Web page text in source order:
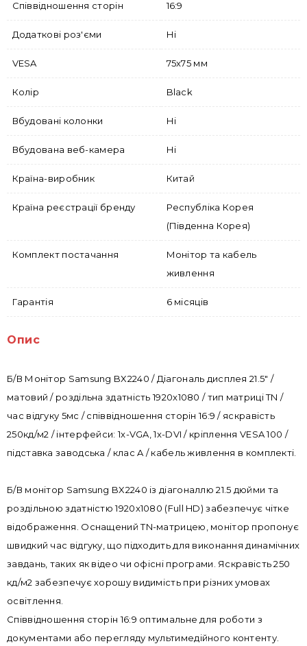
Співвідношення сторін 16:9
Додаткові роз'єми Ні
VESA 75x75 мм
Колір Black
Вбудовані колонки Ні
Вбудована веб-камера Ні
Країна-виробник Китай
Країна реєстрації бренду
Республіка Корея
(Південна Корея)
Комплект постачання
Монітор та кабель
живлення
Гарантія 6 місяців
Опис
Б/В Монітор Samsung BX2240 / Діагональ дисплея 21.5" /
матовий / роздільна здатність 1920x1080 / тип матриці TN /
час відгуку 5мс / співвідношення сторін 16:9 / яскравість
250кд/м2 / інтерфейси: 1x-VGA, 1x-DVI / кріплення VESA 100 /
підставка заводська / клас A / кабель живлення в комплекті.
Б/В монітор Samsung BX2240 із діагоналлю 21.5 дюйми та
роздільною здатністю 1920x1080 (Full HD) забезпечує чітке
відображення. Оснащений TN-матрицею, монітор пропонує
швидкий час відгуку, що підходить для виконання динамічних
завдань, таких як відео чи офісні програми. Яскравість 250
кд/м2 забезпечує хорошу видимість при різних умовах
освітлення.
Співвідношення сторін 16:9 оптимальне для роботи з
документами або перегляду мультимедійного контенту.